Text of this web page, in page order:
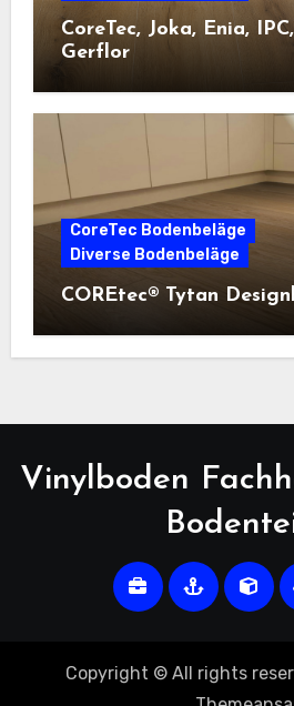
CoreTec, Joka, Enia,
Gerflor
CoreTec Bodenbeläge
Diverse Bodenbeläge
COREtec® Tytan
Vinylboden
Copyright © All rights